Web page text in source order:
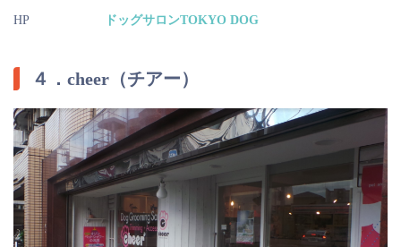
HP ドッグサロンTOKYO DOG
４．cheer（チアー）